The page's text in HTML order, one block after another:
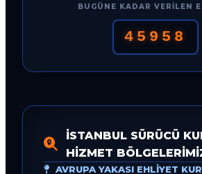
BUGÜNE KADAR VERILEN
45958
İSTANBUL SÜRÜCÜ
HIZMET
AVRUPA YAKASI EHLIYET